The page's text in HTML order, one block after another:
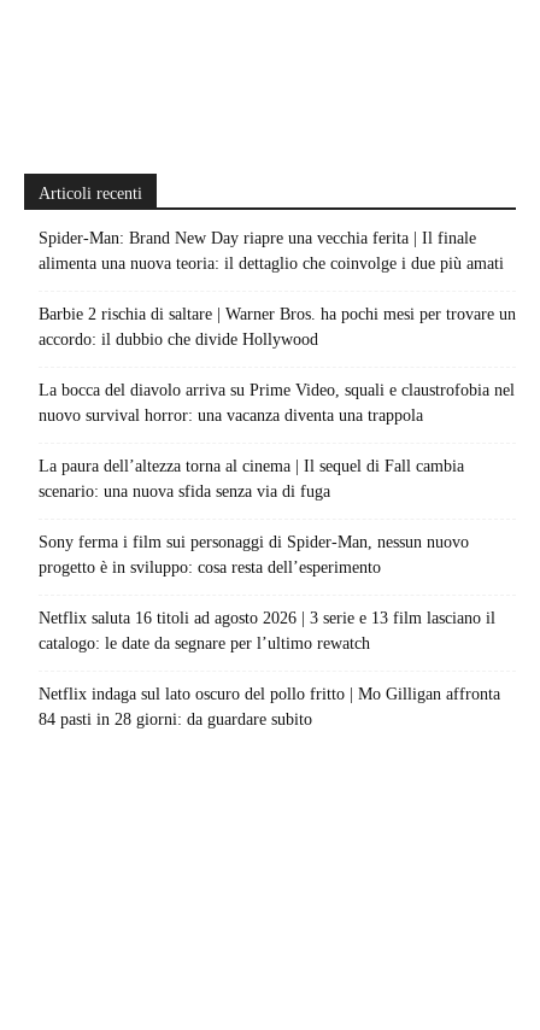
Articoli recenti
Spider-Man: Brand New Day riapre una vecchia ferita | Il finale
alimenta una nuova teoria: il dettaglio che coinvolge i due più amati
Barbie 2 rischia di saltare | Warner Bros. ha pochi mesi per trovare un
accordo: il dubbio che divide Hollywood
La bocca del diavolo arriva su Prime Video, squali e claustrofobia nel
nuovo survival horror: una vacanza diventa una trappola
La paura dell’altezza torna al cinema | Il sequel di Fall cambia
scenario: una nuova sfida senza via di fuga
Sony ferma i film sui personaggi di Spider-Man, nessun nuovo
progetto è in sviluppo: cosa resta dell’esperimento
Netflix saluta 16 titoli ad agosto 2026 | 3 serie e 13 film lasciano il
catalogo: le date da segnare per l’ultimo rewatch
Netflix indaga sul lato oscuro del pollo fritto | Mo Gilligan affronta
84 pasti in 28 giorni: da guardare subito